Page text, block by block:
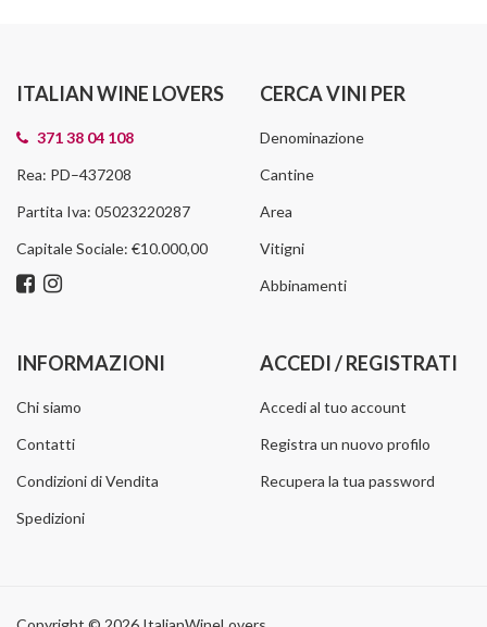
ITALIAN WINE LOVERS
371 38 04 108
Rea: PD–437208
Partita Iva: 05023220287
Capitale Sociale: €10.000,00
CERCA VINI PER
Denominazione
Cantine
Area
Vitigni
Abbinamenti
INFORMAZIONI
Chi siamo
Contatti
Condizioni di Vendita
Spedizioni
ACCEDI / REGISTRATI
Accedi al tuo account
Registra un nuovo profilo
Recupera la tua password